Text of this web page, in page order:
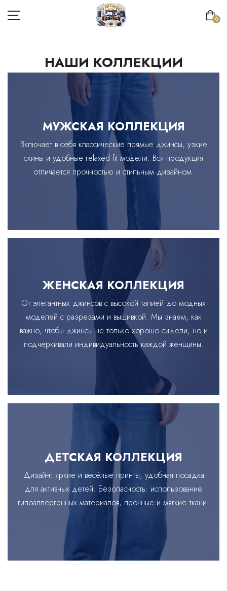
0
НОВОСТИ
О НАС
КОНТАКТЫ
НАШИ КОЛЛЕКЦИИ
МУЖСКАЯ КОЛЛЕКЦИЯ
Включает в себя классические прямые джинсы, узкие
скины и удобные relaxed fit модели. Вся продукция
отличается прочностью и стильным дизайном.
ЖЕНСКАЯ КОЛЛЕКЦИЯ
От элегантных джинсов с высокой талией до модных
моделей с разрезами и вышивкой. Мы знаем, как
важно, чтобы джинсы не только хорошо сидели, но и
подчеркивали индивидуальность каждой женщины.
ДЕТСКАЯ КОЛЛЕКЦИЯ
Дизайн: яркие и весёлые принты, удобная посадка
для активных детей. Безопасность: использование
гипоаллергенных материалов, прочные и мягкие ткани.